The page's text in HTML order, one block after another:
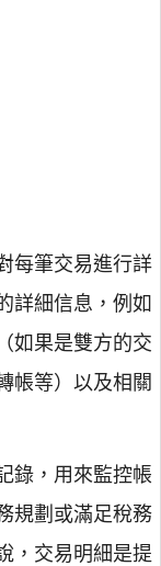
每筆交易進行詳
詳細信息，例如
如果是雙方的交
帳等）以及相關
錄，用來監控帳
規劃或滿足稅務
，交易明細是提